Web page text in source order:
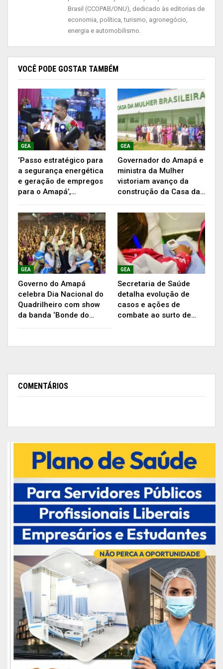
No Amapá, a população vacinável é de 569.316
foram imunizadas com a 2ª dose, 3ª dose e dose
única.
Publicidade (x)
Brasil (CCOPAB/ONU), dedicado às editorias de
economia, política, turismo, agronegócio,
energia e automobilismo.
VOCÊ PODE GOSTAR TAMBÉM
GEA
‘Passo estratégico para
a segurança energética
e geração de empregos
para o Amapá’,…
GEA
Governador do Amapá e
ministra da Mulher
vistoriam avanço da
construção da Casa da…
GEA
Governo do Amapá
celebra Dia Nacional do
Quadrilheiro com show
da banda ‘Bonde do…
GEA
Secretaria de Saúde
detalha evolução de
casos e ações de
combate ao surto de…
COMENTÁRIOS